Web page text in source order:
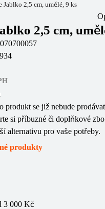
Jablko 2,5 cm, umělé, 9 ks
2,5 cm,
produkt se již nebude
si příbuzné či doplňkové
alternativu pro vaše potřeby.
produkty
3 000 Kč